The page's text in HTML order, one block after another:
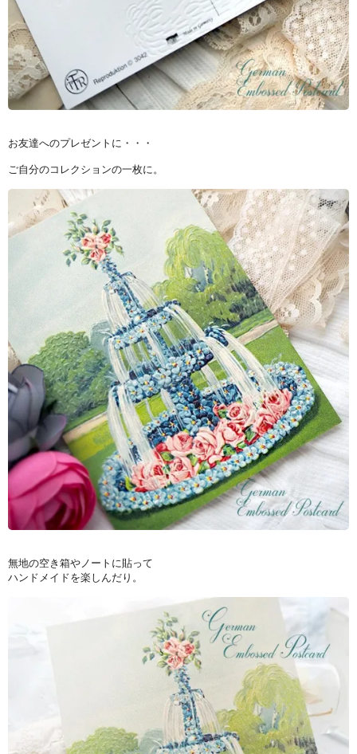
お友達へのプレゼントに・・・
ご自分のコレクションの一枚に。
無地の空き箱やノートに貼って
ハンドメイドを楽しんだり。